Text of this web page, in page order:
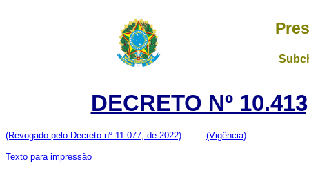
DECRETO Nº
(Revogado pelo Decreto nº 11.077, de 2022) (Vigência)
Texto para impressão